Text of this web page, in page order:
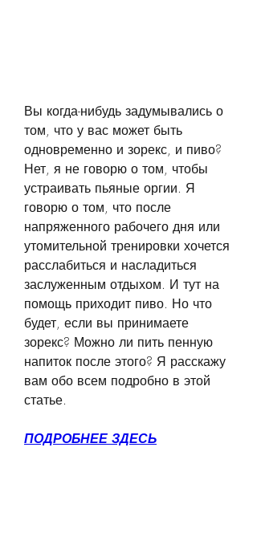
Вы когда-нибудь задумывались о
том, что у вас может быть
одновременно и зорекс, и пиво?
Нет, я не говорю о том, чтобы
устраивать пьяные оргии. Я
говорю о том, что после
напряженного рабочего дня или
утомительной тренировки хочется
расслабиться и насладиться
заслуженным отдыхом. И тут на
помощь приходит пиво. Но что
будет, если вы принимаете
зорекс? Можно ли пить пенную
напиток после этого? Я расскажу
вам обо всем подробно в этой
статье.
ПОДРОБНЕЕ ЗДЕСЬ